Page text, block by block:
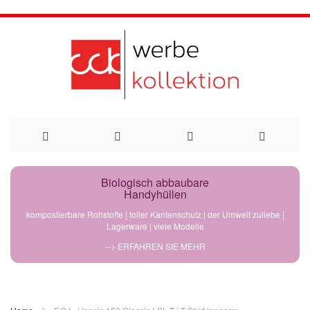
Direkt
Biologisch abbaubare
Handyhüllen
kompostierbare Rohstoffe | toller Kantenschutz | der Umwelt zuliebe |
Lagerware | viele Modelle
--> ERFAHREN SIE MEHR